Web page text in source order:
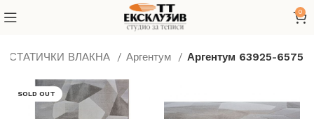
0
ВЛАКНА Аргентум Аргентум 63925-6575
SOLD OUT